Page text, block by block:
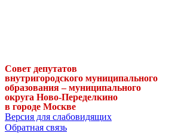
Совет депутатов
внутригородского муниципального
образования – муниципального
округа Ново-Переделкино
в городе Москве
Версия для слабовидящих
Обратная связь